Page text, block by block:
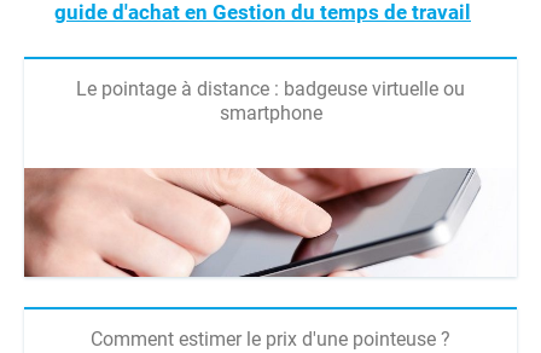
guide d'achat en Gestion du temps de travail
Le pointage à distance : badgeuse virtuelle ou
smartphone
Comment estimer le prix d'une pointeuse ?